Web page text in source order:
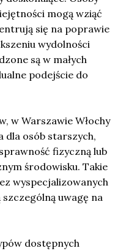
mogą wziąć
się na poprawie
wydolności
są w małych
podejście do
w Warszawie Włochy
dla osób starszych,
fizyczną lub
środowisku. Takie
wyspecjalizowanych
uwagę na
dostępnych